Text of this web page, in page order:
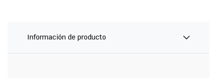
Información de producto